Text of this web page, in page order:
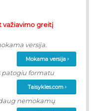
važiavimo greitį
versija.
Mokama versija
patogiu formatu
Taisykles.com
nemokamų